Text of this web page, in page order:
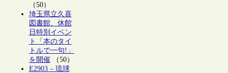
（50）
埼玉県立久喜
図書館、休館
日特別イベン
ト「本のタイ
トルで一句!」
を開催（50）
E2903 – 琉球